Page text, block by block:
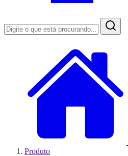
Produto